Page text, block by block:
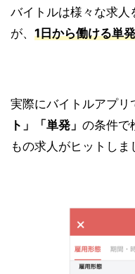
バイトルは様々な求人
が、 1日から働ける単
実際にバイトルアプリ
ト」「単発」 の条件で
もの求人がヒットしま